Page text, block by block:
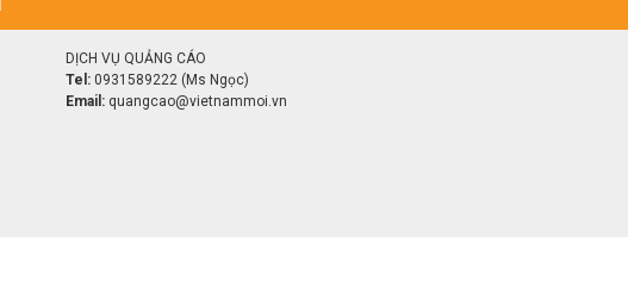
DỊCH VỤ QUẢNG CÁO
Tel: 0931589222 (Ms Ngọc)
Email: quangcao@vietnammoi.vn